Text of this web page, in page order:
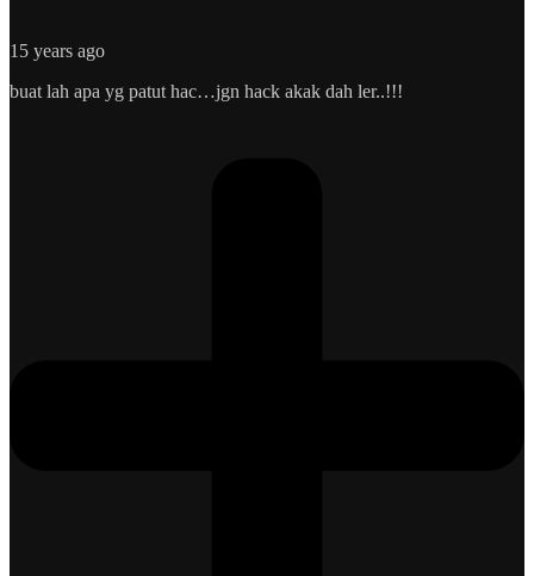
15 years ago
buat lah apa yg patut hac…jgn hack akak dah ler..!!!